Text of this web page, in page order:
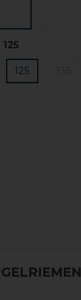
125
125